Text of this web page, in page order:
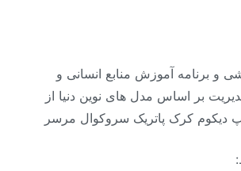
و برنامه آموزش منابع انسانی و
بر اساس مدل های نوین دنیا از
دیکوم کرک پاتریک سروکوال مرسر